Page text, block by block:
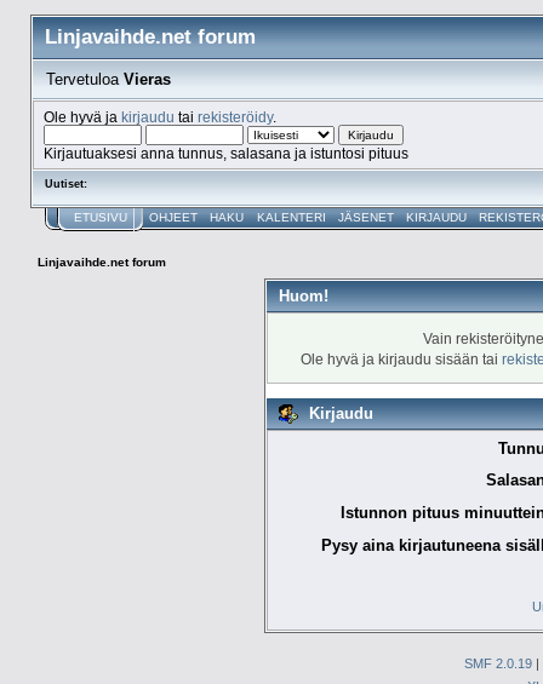
Linjavaihde.net forum
TervetuloaVieras
Ole hyvä ja kirjaudu tai rekisteröidy.
Kirjautuaksesi anna tunnus, salasana ja istuntosi pituus
Uutiset:
ETUSIVU OHJEET HAKU KALENTERI JÄSENET KIRJAUDU
Linjavaihde.net forum
Huom!
Vain
Ole hyvä ja kirjaudu sisään tai
Kirjaudu
Istunnon pituus
Pysy aina kirjautuneena
SMF 2.0.19